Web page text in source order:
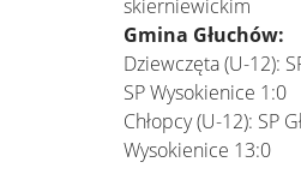
skierniewickim
Gmina Głuchów:
Dziewczęta (U-12):
SP Wysokienice 1:0
Chłopcy (U-12): SP
Wysokienice 13:0